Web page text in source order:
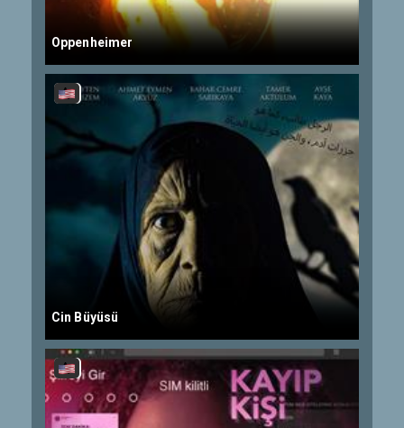
Oppenheimer
Cin Büyüsü